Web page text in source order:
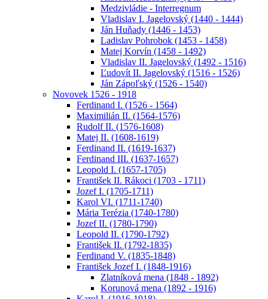
Medzivládie - Interregnum
Vladislav I. Jagelovský (1440 - 1444)
Ján Huňady (1446 - 1453)
Ladislav Pohrobok (1453 - 1458)
Matej Korvín (1458 - 1492)
Vladislav II. Jagelovský (1492 - 1516)
Ľudovít II. Jagelovský (1516 - 1526)
Ján Zápoľský (1526 - 1540)
Novovek 1526 - 1918
Ferdinand I. (1526 - 1564)
Maximilián II. (1564-1576)
Rudolf II. (1576-1608)
Matej II. (1608-1619)
Ferdinand II. (1619-1637)
Ferdinand III. (1637-1657)
Leopold I. (1657-1705)
František II. Rákoci (1703 - 1711)
Jozef I. (1705-1711)
Karol VI. (1711-1740)
Mária Terézia (1740-1780)
Jozef II. (1780-1790)
Leopold II. (1790-1792)
František II. (1792-1835)
Ferdinand V. (1835-1848)
František Jozef I. (1848-1916)
Zlatníková mena (1848 - 1892)
Korunová mena (1892 - 1916)